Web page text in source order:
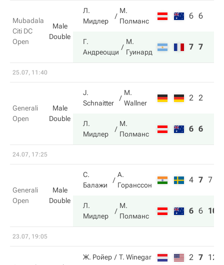
Mubadala
Citi DC
Open
Male
Double
Л.
Мидлер
М.
Полманс
6 6
Г.
Андреоцци
М.
Гуинард
7 7
25.07, 11:40
Generali
Open
Male
Double
J.
Schnaitter
M.
Wallner
2 2
Л.
Мидлер
М.
Полманс
6 6
24.07, 17:25
Generali
Open
Male
Double
С.
Балажи
А.
Горанссон
4 7 7
Л.
Мидлер
М.
Полманс
6 6 10
23.07, 19:05
Ж. Ройер T. Winegar 2 7 12